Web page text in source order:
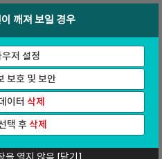
깨져 보일 경우
저 설정
보호 및 보안
이터 삭제
택 후삭제